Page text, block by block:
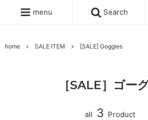
menu Search
home SALE ITEM [SALE] Goggles
［SALE］ゴー
all 3 Product